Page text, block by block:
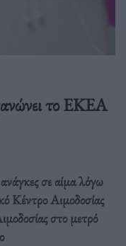
το ΕΚΕΑ
σε αίμα λόγω
Κέντρο Αιμοδοσίας
στο μετρό